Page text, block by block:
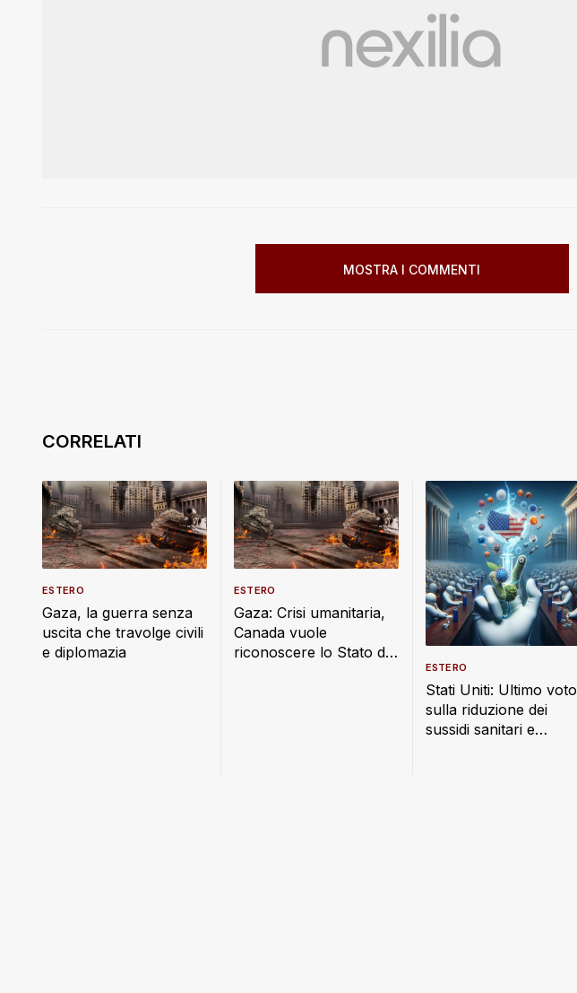
MOSTRA I COMMENTI
Gaza, la guerra senza
uscita che travolge civili
e diplomazia
ESTERO
Gaza: Crisi umanitaria,
Canada vuole
riconoscere lo Stato di
ESTERO
Stati Uniti: Ultimo voto
sulla riduzione dei
sussidi sanitari e
ESTERO